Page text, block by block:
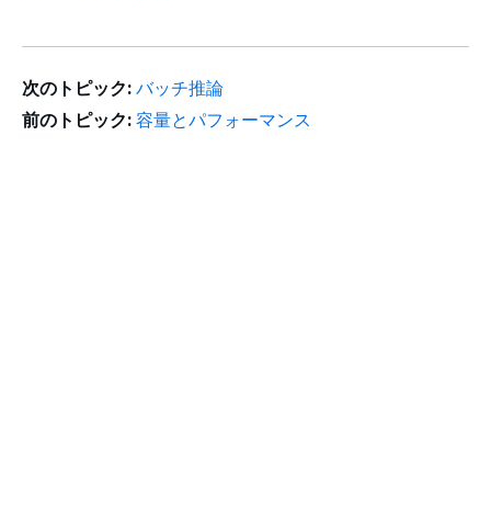
次のトピック: バッチ推論
前のトピック: 容量とパフォーマンス